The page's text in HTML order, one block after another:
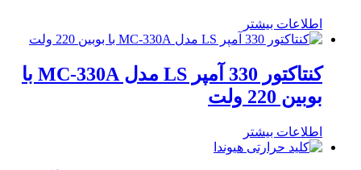
اطلاعات بیشتر
کنتاکتور 330 آمپر LS مدل MC-330A با
بوبین 220 ولت
اطلاعات بیشتر